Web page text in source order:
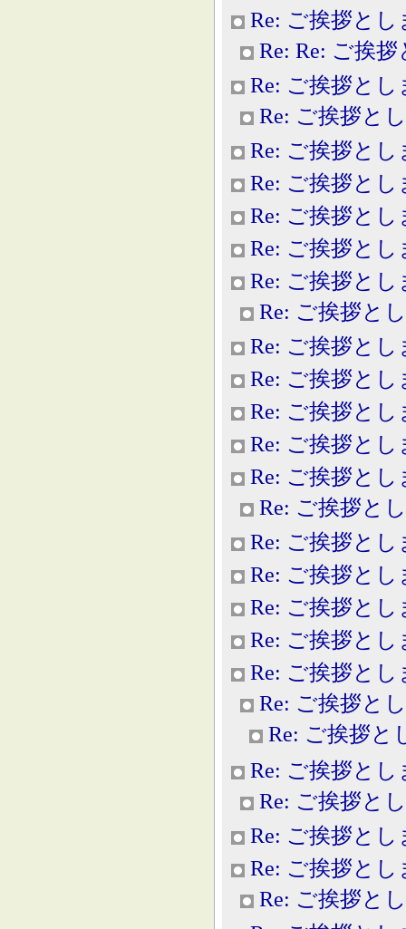
Re: ご挨拶とし
Re: Re: ご挨
Re: ご挨拶とし
Re: ご挨拶と
Re: ご挨拶とし
Re: ご挨拶とし
Re: ご挨拶とし
Re: ご挨拶とし
Re: ご挨拶とし
Re: ご挨拶と
Re: ご挨拶とし
Re: ご挨拶とし
Re: ご挨拶とし
Re: ご挨拶とし
Re: ご挨拶とし
Re: ご挨拶と
Re: ご挨拶とし
Re: ご挨拶とし
Re: ご挨拶とし
Re: ご挨拶とし
Re: ご挨拶とし
Re: ご挨拶と
Re: ご挨拶と
Re: ご挨拶とし
Re: ご挨拶と
Re: ご挨拶とし
Re: ご挨拶とし
Re: ご挨拶と